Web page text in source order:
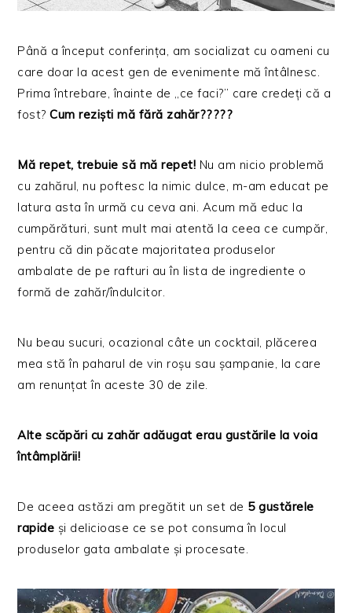
Până a început conferința, am socializat cu oameni cu
care doar la acest gen de evenimente mă întâlnesc.
Prima întrebare, înainte de „ce faci?” care credeți că a
fost?Cum reziști mă fără zahăr?????
Mă repet, trebuie să mă repet! Nu am nicio problemă
cu zahărul, nu poftesc la nimic dulce, m-am educat pe
latura asta în urmă cu ceva ani. Acum mă educ la
cumpărături, sunt mult mai atentă la ceea ce cumpăr,
pentru că din păcate majoritatea produselor
ambalate de pe rafturi au în lista de ingrediente o
formă de zahăr/îndulcitor.
Nu beau sucuri, ocazional câte un cocktail, plăcerea
mea stă în paharul de vin roșu sau șampanie, la care
am renunțat în aceste 30 de zile.
Alte scăpări cu zahăr adăugat erau gustările la voia
întâmplării!
De aceea astăzi am pregătit un set de 5 gustărele
rapide și delicioase ce se pot consuma în locul
produselor gata ambalate și procesate.